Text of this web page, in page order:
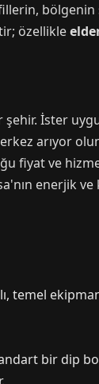
bölgenin
özellikle
İster
arıyor
fiyat ve
enerjik ve
temel
bir dip